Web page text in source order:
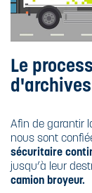
Le
d'archives
Afin de garantir
nous sont
sécuritaire
jusqu’à leur
camion broyeur.